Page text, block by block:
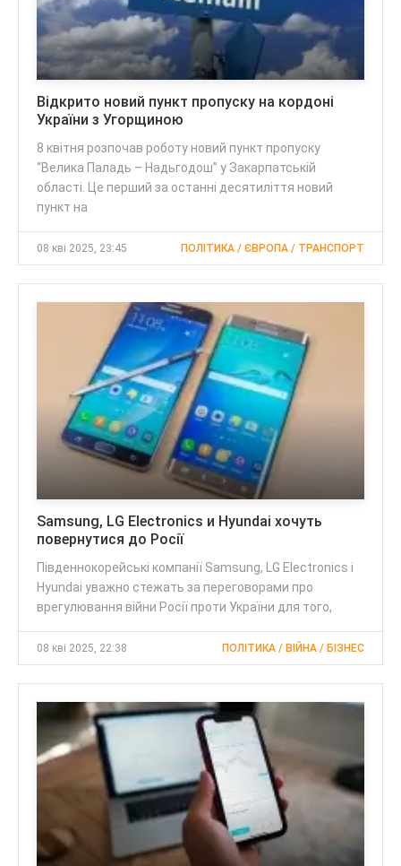
Відкрито новий пункт пропуску на кордоні
України з Угорщиною
8 квітня розпочав роботу новий пункт пропуску
“Велика Паладь – Надьгодош” у Закарпатській
області. Це перший за останні десятиліття новий
пункт на
08 кві 2025, 23:45 ПОЛІТИКА / ЄВРОПА / ТРАНСПОРТ
Samsung, LG Electronics и Hyundai хочуть
повернутися до Росії
Південнокорейські компанії Samsung, LG Electronics і
Hyundai уважно стежать за переговорами про
врегулювання війни Росії проти України для того,
08 кві 2025, 22:38 ПОЛІТИКА / ВІЙНА / БІЗНЕС